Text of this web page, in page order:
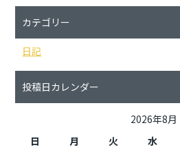
カテゴリー
日記
投稿日カレンダー
2026年8月
日
月 火 水